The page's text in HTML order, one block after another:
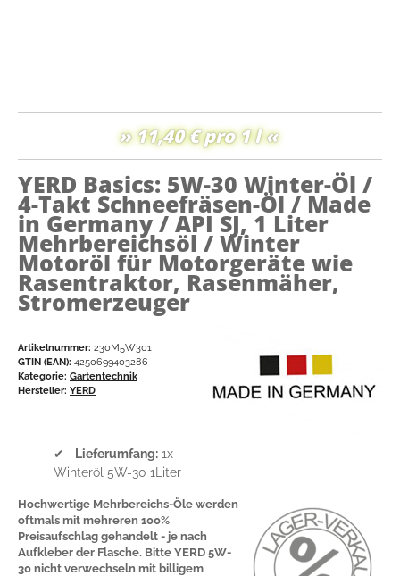
» 11,40 € pro 1 l «
YERD Basics: 5W-30 Winter-Öl /
4-Takt Schneefräsen-Öl / Made
in Germany / API SJ, 1 Liter
Mehrbereichsöl / Winter
Motoröl für Motorgeräte wie
Rasentraktor, Rasenmäher,
Stromerzeuger
Artikelnummer: 230M5W301
GTIN (EAN): 4250699403286
Kategorie: Gartentechnik
Hersteller: YERD
✔ Lieferumfang: 1x
Winteröl 5W-30 1Liter
Hochwertige Mehrbereichs-Öle werden
oftmals mit mehreren 100%
Preisaufschlag gehandelt - je nach
Aufkleber der Flasche. Bitte YERD 5W-
30 nicht verwechseln mit billigem